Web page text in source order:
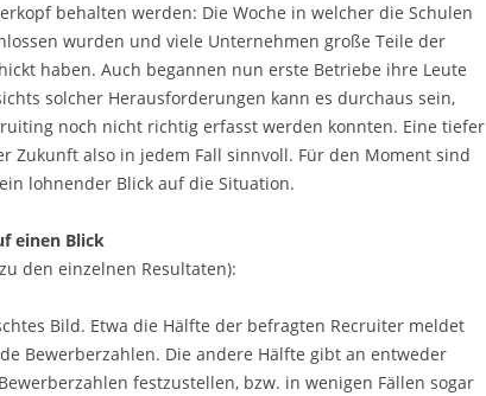
behalten werden: Die Woche in welcher die Schulen
wurden und viele Unternehmen große Teile der
haben. Auch begannen nun erste Betriebe ihre Leute
solcher Herausforderungen kann es durchaus sein,
noch nicht richtig erfasst werden konnten. Eine tiefer
Zukunft also in jedem Fall sinnvoll. Für den Moment sind
lohnender Blick auf die Situation.
einen Blick
den einzelnen Resultaten):
Bild. Etwa die Hälfte der befragten Recruiter meldet
Bewerberzahlen. Die andere Hälfte gibt an entweder
festzustellen, bzw. in wenigen Fällen sogar